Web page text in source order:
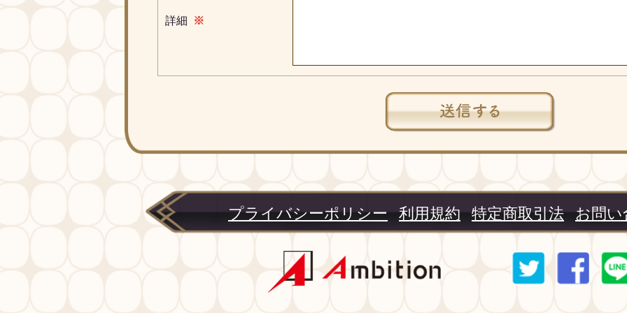
詳細 ※
プライバシーポリシー 利用規約 特定商取引法 お問い